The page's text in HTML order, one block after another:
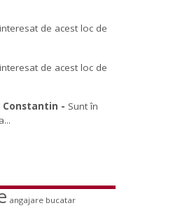
de acest loc de
de acest loc de
Constantin - Sunt în
angajare bucatar